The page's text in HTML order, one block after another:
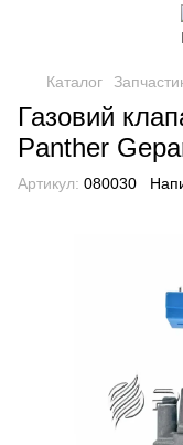
Каталог
Газовий
Panther
Артикул: 080030